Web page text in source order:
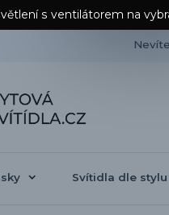
s ventilátorem na
Svítidla dle stylu